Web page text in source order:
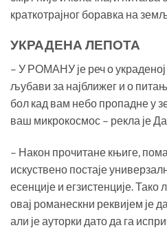
краткотрајног боравка на
УКРАДЕНА ЛЕПОТА
– У РОМАНУ је реч о
љубави за најближег и о
бол кад вам небо пропадне у
ваш микрокосмос – рекла је
– Након прочитане књиге,
искуствено постаје
есенције и егзистенције. Тако
овај романескни реквијем је
али је ауторки дато да га